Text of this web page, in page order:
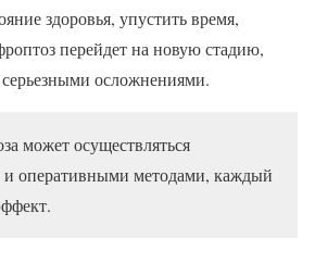
здоровья, упустить время,
перейдет на новую стадию,
осложнениями.
может осуществляться
оперативными методами, каждый